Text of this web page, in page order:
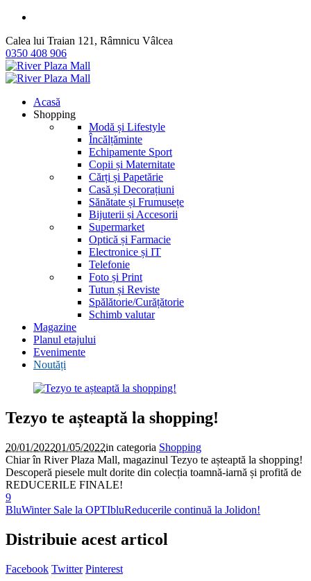
Calea lui Traian 121, Râmnicu Vâlcea
0350 408 906
Acasă
Shopping
Modă și Lifestyle
Încălțăminte
Echipamente Sport
Copii și Maternitate
Cărți și Papetărie
Casă și Decorațiuni
Sănătate și Frumusețe
Bijuterii și Accesorii
Supermarket
Optică și Farmacie
Electronice și IT
Telefonie
Foto și Print
Tutun și Reviste
Spălătorie/Curățătorie
Schimb valutar
Magazine
Planul etajului
Evenimente
Noutăți
Tezyo te așteaptă la shopping!
20/01/202201/05/2022in categoria Shopping
Chiar în River Plaza Mall, magazinul Tezyo te așteaptă la shopping!
Descoperă piesele mult dorite din colecția toamnă-iarnă și profită de
REDUCERILE FINALE!
9
BluWinter Sale la OPTIbluReducerile continuă la Jolidon!
Distribuie acest articol
Facebook Twitter Pinterest